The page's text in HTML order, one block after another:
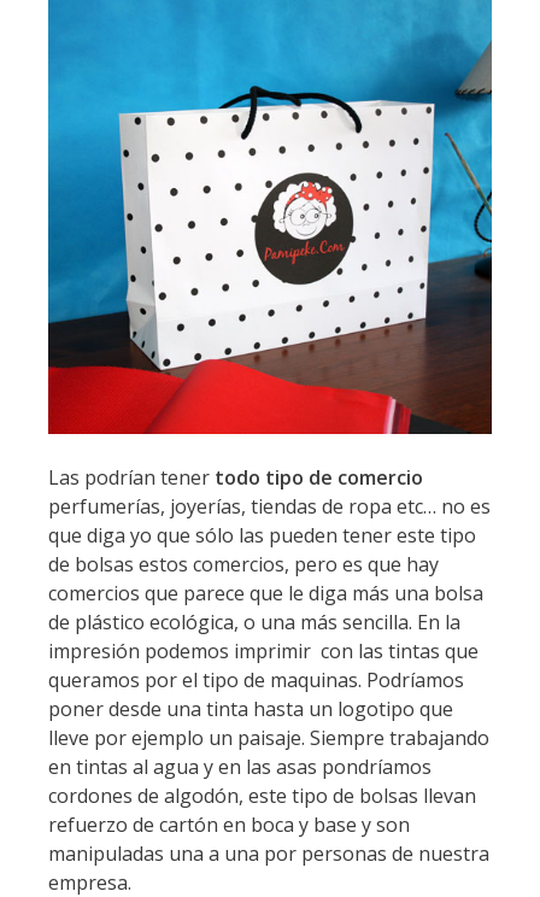
Las podrían tener todo tipo de comercio
perfumerías, joyerías, tiendas de ropa etc… no es
que diga yo que sólo las pueden tener este tipo
de bolsas estos comercios, pero es que hay
comercios que parece que le diga más una bolsa
de plástico ecológica, o una más sencilla. En la
impresión podemos imprimir con las tintas que
queramos por el tipo de maquinas. Podríamos
poner desde una tinta hasta un logotipo que
lleve por ejemplo un paisaje. Siempre trabajando
en tintas al agua y en las asas pondríamos
cordones de algodón, este tipo de bolsas llevan
refuerzo de cartón en boca y base y son
manipuladas una a una por personas de nuestra
empresa.